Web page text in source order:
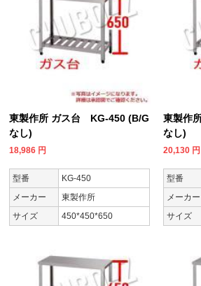
東製作所 ガス台 KG-450 (B/G
なし)
18,986 円
型番
KG-450
メーカー
東製作所
サイズ
450*450*650
東製作
なし)
20,130 円
型番
メーカー
サイズ